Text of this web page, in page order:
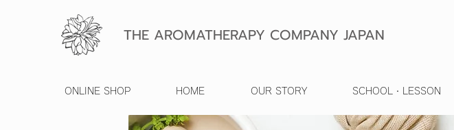
THE AROMATHERAPY COMPANY JAPAN
ONLINE SHOP HOME OUR STORY SCHOOL・LESSON